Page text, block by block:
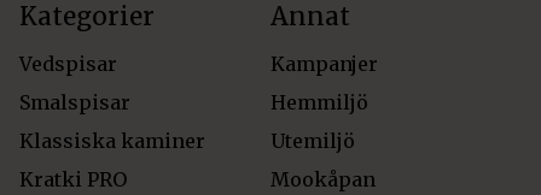
Kategorier
Vedspisar
Smalspisar
Klassiska kaminer
Kratki PRO
Annat
Kampanjer
Hemmiljö
Utemiljö
Mookåpan